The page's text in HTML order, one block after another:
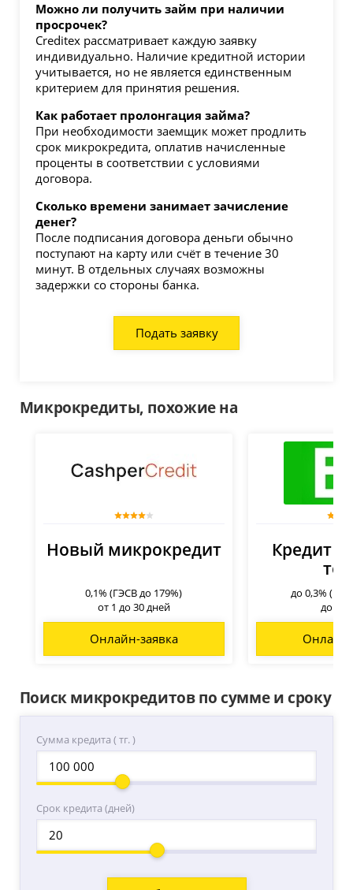
Можно ли получить займ при наличии
просрочек?
Creditex рассматривает каждую заявку
индивидуально. Наличие кредитной истории
учитывается, но не является единственным
критерием для принятия решения.
Как работает пролонгация займа?
При необходимости заемщик может продлить
срок микрокредита, оплатив начисленные
проценты в соответствии с условиями
договора.
Сколько времени занимает зачисление
денег?
После подписания договора деньги обычно
поступают на карту или счёт в течение 30
минут. В отдельных случаях возможны
задержки со стороны банка.
Подать заявку
Микрокредиты, похожие на
Новый микрокредит
0,1% (ГЭСВ до 179%)
от 1 до 30 дней
Онлайн-заявка
Кредит
до 0,3%
до 45
Онлайн-
Поиск микрокредитов по сумме и сроку
Сумма кредита ( тг. )
Срок кредита (дней)